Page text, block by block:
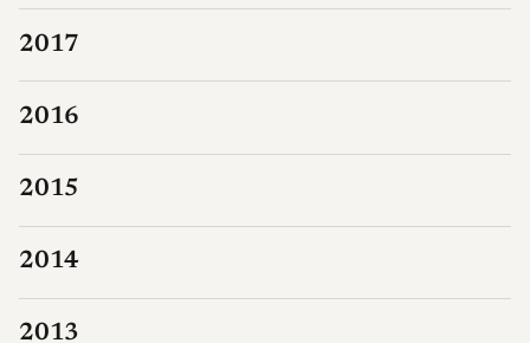
2017
2016
2015
2014
2013